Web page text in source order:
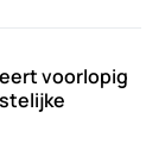
voorlopig